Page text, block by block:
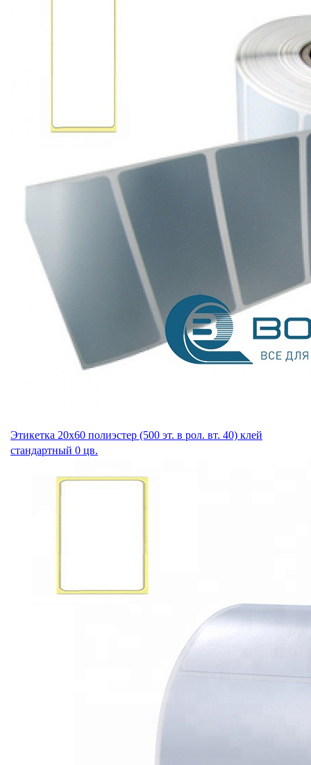
Этикетка 20х60 полиэстер (500 эт. в рол. вт. 40) клей
стандартный 0 цв.